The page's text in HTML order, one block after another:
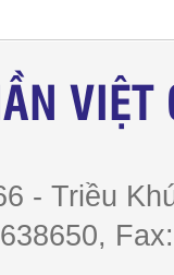
VIỆT
- Triều